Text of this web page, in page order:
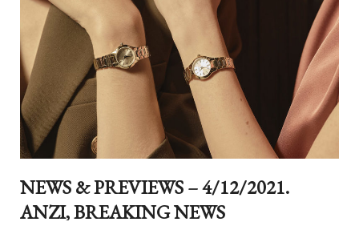
NEWS & PREVIEWS – 4/12/2021.
ANZI, BREAKING NEWS